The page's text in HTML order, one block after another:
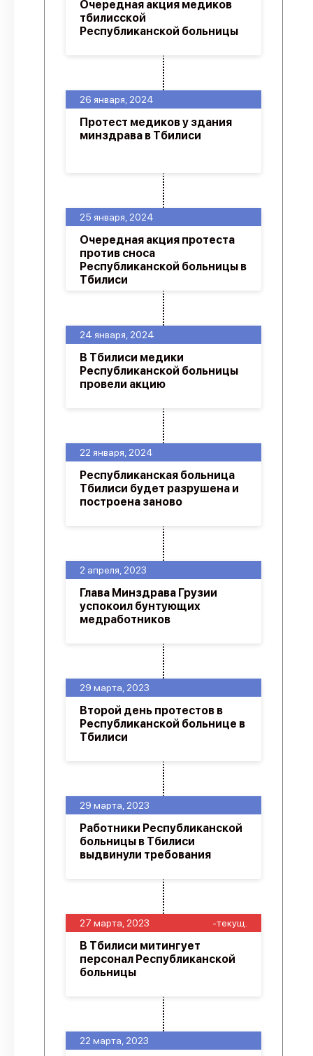
22 марта, 2023
27 марта, 2023 -текущ.
В Тбилиси митингует
персонал Республиканской
больницы
29 марта, 2023
Работники Республиканской
больницы в Тбилиси
выдвинули требования
29 марта, 2023
Второй день протестов в
Республиканской больнице в
Тбилиси
2 апреля, 2023
Глава Минздрава Грузии
успокоил бунтующих
медработников
22 января, 2024
Республиканская больница
Тбилиси будет разрушена и
построена заново
24 января, 2024
В Тбилиси медики
Республиканской больницы
провели акцию
25 января, 2024
Очередная акция протеста
против сноса
Республиканской больницы в
Тбилиси
26 января, 2024
Протест медиков у здания
минздрава в Тбилиси
Очередная акция медиков
тбилисской
Республиканской больницы